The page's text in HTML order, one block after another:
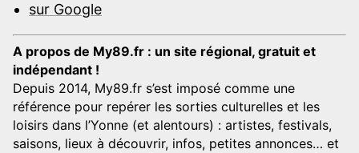
sur Google
A propos de My89.fr : un site régional, gratuit et
indépendant !
Depuis 2014, My89.fr s’est imposé comme une
référence pour repérer les sorties culturelles et les
loisirs dans l’Yonne (et alentours) : artistes, festivals,
saisons, lieux à découvrir, infos, petites annonces… et